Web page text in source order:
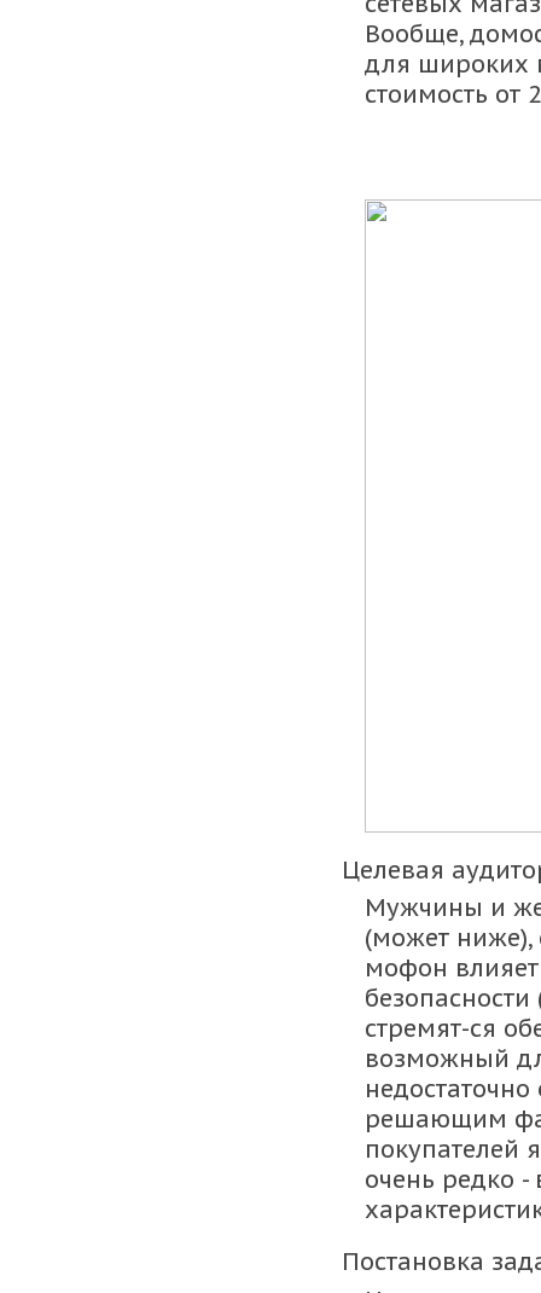
Вообще,
для широких
стоимость от
Целевая
Мужчины и
(может
мофон
стремят-ся
возможный
решающим
покупателей
очень редко
Постановка